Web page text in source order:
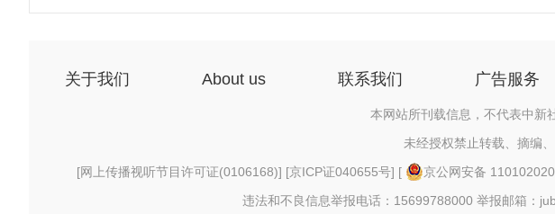
关于我们 About us 联系我们 广告服务
本网站所刊载信息，不代表中新
未经授权禁止转载、摘编
[网上传播视听节目许可证(0106168)] [京ICP证040655号] [ 京公网安备
违法和不良信息举报电话：15699788000 举报邮箱：